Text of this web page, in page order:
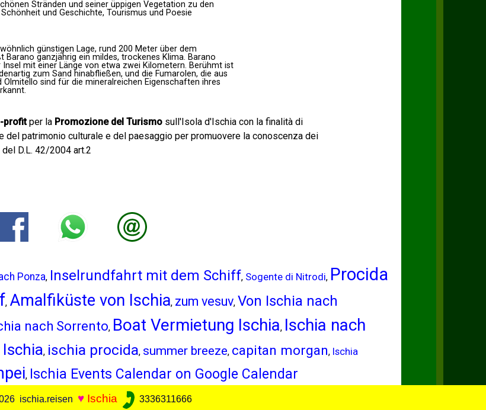
Stränden und seiner üppigen Vegetation zu den
und Geschichte, Tourismus und Poesie
günstigen Lage, rund 200 Meter über dem
Barano ganzjährig ein mildes, trockenes Klima. Barano
mit einer Länge von etwa zwei Kilometern. Berühmt ist
zum Sand hinabfließen, und die Fumarolen, die aus
sind für die mineralreichen Eigenschaften ihres
profitper la Promozione del Turismosull'Isola d'Ischia con la finalità di
del patrimonio culturale e del paesaggio per promuovere la conoscenza dei
D.L. 42/2004 art.2
Ponza, Inselrundfahrt mit dem Schiff, Sogente di Nitrodi, Procida
, Amalfiküste von Ischia, zum vesuv, Von Ischia nach
nach Sorrento, Boat Vermietung Ischia, Ischia nach
, ischia procida, summer breeze, capitan morgan, Ischia
, Ischia Events Calendar on Google Calendar
ischia.reisen ♥ Ischia 3336311666